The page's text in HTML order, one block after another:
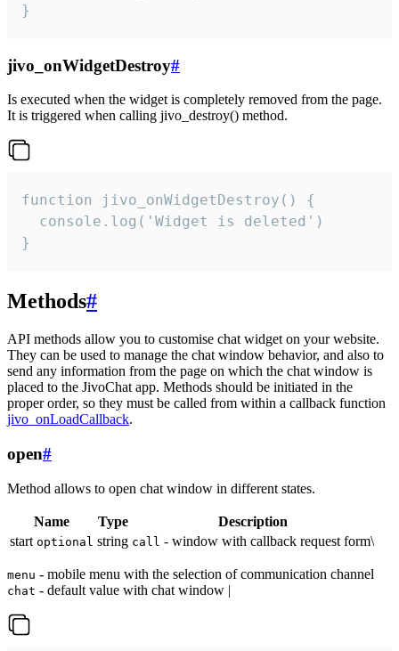
}
jivo_onWidgetDestroy#
Is executed when the widget is completely removed from the page.
It is triggered when calling jivo_destroy() method.
function jivo_onWidgetDestroy() {
  console.log('Widget is deleted')
}
Methods#
API methods allow you to customise chat widget on your website.
They can be used to manage the chat window behavior, and also to
send any information from the page on which the chat window is
placed to the JivoChat app. Methods should be initiated in the
proper order, so they must be called from within a callback function
jivo_onLoadCallback.
open#
Method allows to open chat window in different states.
Name Type
Description
start optional string call - window with callback request form\
menu - mobile menu with the selection of communication channel
chat - default value with chat window |